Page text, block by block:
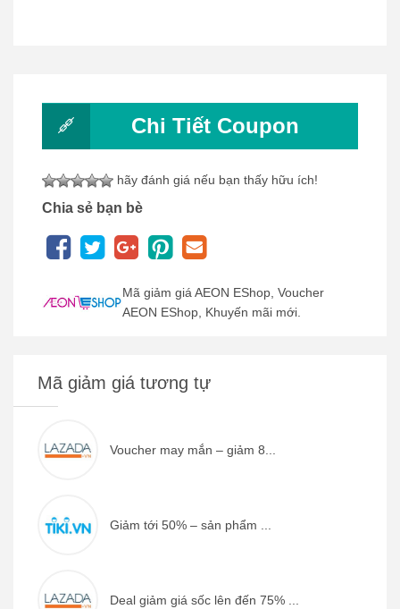
Chi Tiết Coupon
hãy đánh giá nếu bạn thấy hữu ích!
Chia sẻ bạn bè
Mã giảm giá AEON EShop, Voucher
AEON EShop, Khuyến mãi mới.
Mã giảm giá tương tự
Voucher may mắn – giảm 8...
Giảm tới 50% – sản phẩm ...
Deal giảm giá sốc lên đến 75% ...